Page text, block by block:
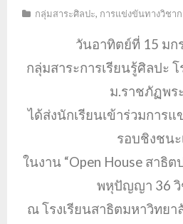
กลุ่มสาระศิลปะ, การแข่งขันทางวิชา
วันอาทิตย์ที่ 15 มก
กลุ่มสาระการเรียนรู้ศิลปะ
ม.ราชภัฏพร
ได้ส่งนักเรียนเข้าร่วมการ
รอบชิงชนะ
ในงาน “Open House สาธิ
พหุปัญญา 36 วิ
ณ โรงเรียนสาธิตมหาวิทย